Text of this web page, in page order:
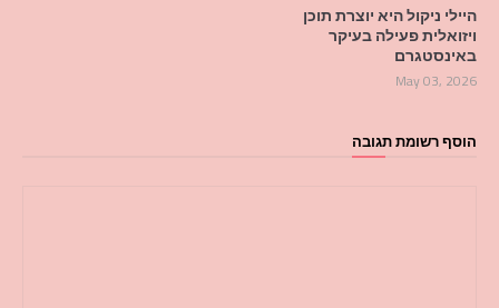
היילי ניקול היא יוצרת תוכן
ויזואלית פעילה בעיקר
באינסטגרם
May 03, 2026
הוסף רשומת תגובה